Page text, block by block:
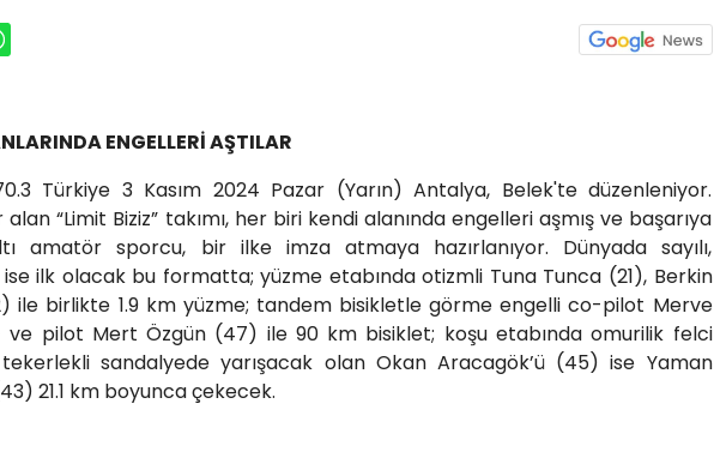
ENGELLERİ AŞTILAR
Türkiye 3 Kasım 2024 Pazar (Yarın) Antalya, Belek'te düzenleniyor.
alan “Limit Biziz” takımı, her biri kendi alanında engelleri aşmış ve başarıya
amatör sporcu, bir ilke imza atmaya hazırlanıyor. Dünyada sayılı,
ise ilk olacak bu formatta; yüzme etabında otizmli Tuna Tunca (21), Berkin
ile birlikte 1.9 km yüzme; tandem bisikletle görme engelli co-pilot Merve
ve pilot Mert Özgün (47) ile 90 km bisiklet; koşu etabında omurilik felci
sandalyede yarışacak olan Okan Aracagök’ü (45) ise Yaman
21.1 km boyunca çekecek.